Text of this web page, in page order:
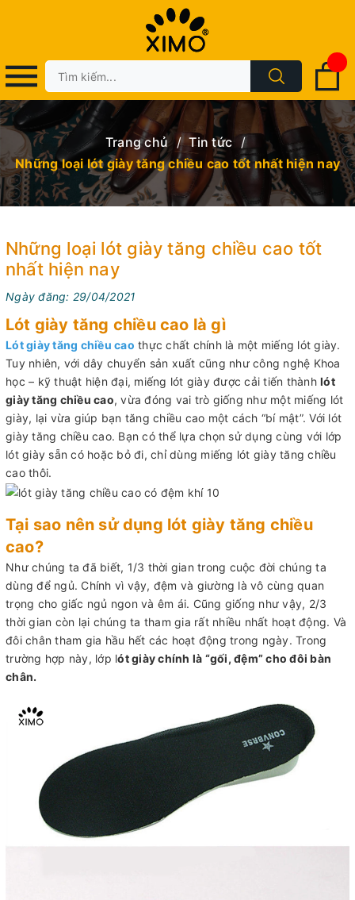
Trang chủ / Tin tức /
Những loại lót giày tăng chiều cao tốt nhất hiện nay
Những loại lót giày tăng chiều cao tốt
nhất hiện nay
Ngày đăng: 29/04/2021
Lót giày tăng chiều cao là gì
Lót giày tăng chiều cao thực chất chính là một miếng lót giày.
Tuy nhiên, với dây chuyển sản xuất cũng như công nghệ Khoa
học – kỹ thuật hiện đại, miếng lót giày được cải tiến thành lót
giày tăng chiều cao, vừa đóng vai trò giống như một miếng lót
giày, lại vừa giúp bạn tăng chiều cao một cách “bí mật”. Với lót
giày tăng chiều cao. Bạn có thể lựa chọn sử dụng cùng với lớp
lót giày sẵn có hoặc bỏ đi, chỉ dùng miếng lót giày tăng chiều
cao thôi.
Tại sao nên sử dụng lót giày tăng chiều
cao?
Như chúng ta đã biết, 1/3 thời gian trong cuộc đời chúng ta
dùng để ngủ. Chính vì vậy, đệm và giường là vô cùng quan
trọng cho giấc ngủ ngon và êm ái. Cũng giống như vậy, 2/3
thời gian còn lại chúng ta tham gia rất nhiều nhất hoạt động. Và
đôi chân tham gia hầu hết các hoạt động trong ngày. Trong
trường hợp này, lớp lót giày chính là “gối, đệm” cho đôi bàn
chân.